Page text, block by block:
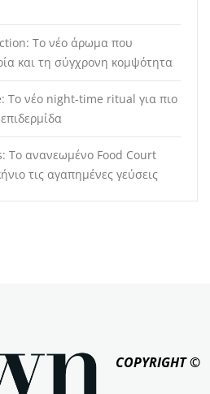
Το νέο άρωμα που
και τη σύγχρονη κομψότητα
Το νέο night-time ritual για πιο
Το ανανεωμένο Food Court
τις αγαπημένες γεύσεις
COPYRIGHT ©